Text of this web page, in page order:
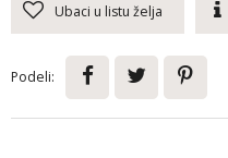
Ubaci u listu želja
Podeli: